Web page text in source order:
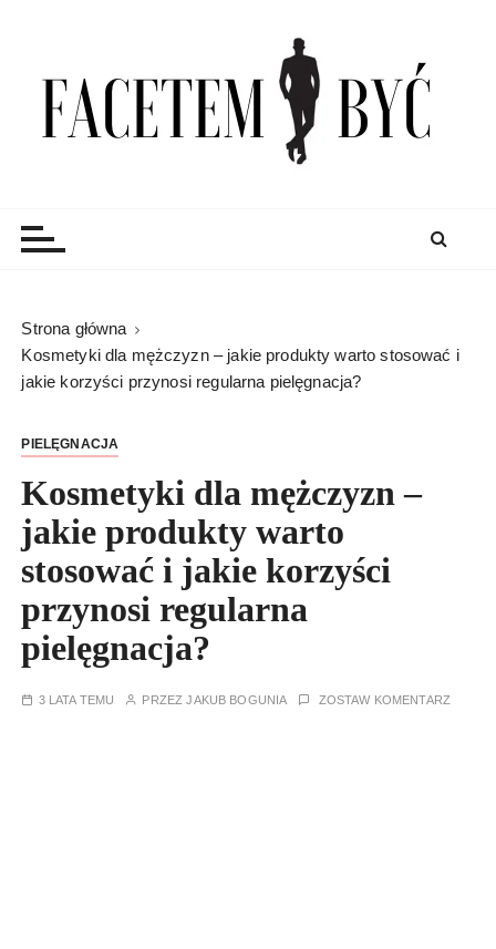
Strona główna
Kosmetyki dla mężczyzn – jakie produkty warto stosować i
jakie korzyści przynosi regularna pielęgnacja?
PIELĘGNACJA
Kosmetyki dla mężczyzn –
jakie produkty warto
stosować i jakie korzyści
przynosi regularna
pielęgnacja?
3 LATA TEMU PRZEZJAKUB BOGUNIA ZOSTAW KOMENTARZ